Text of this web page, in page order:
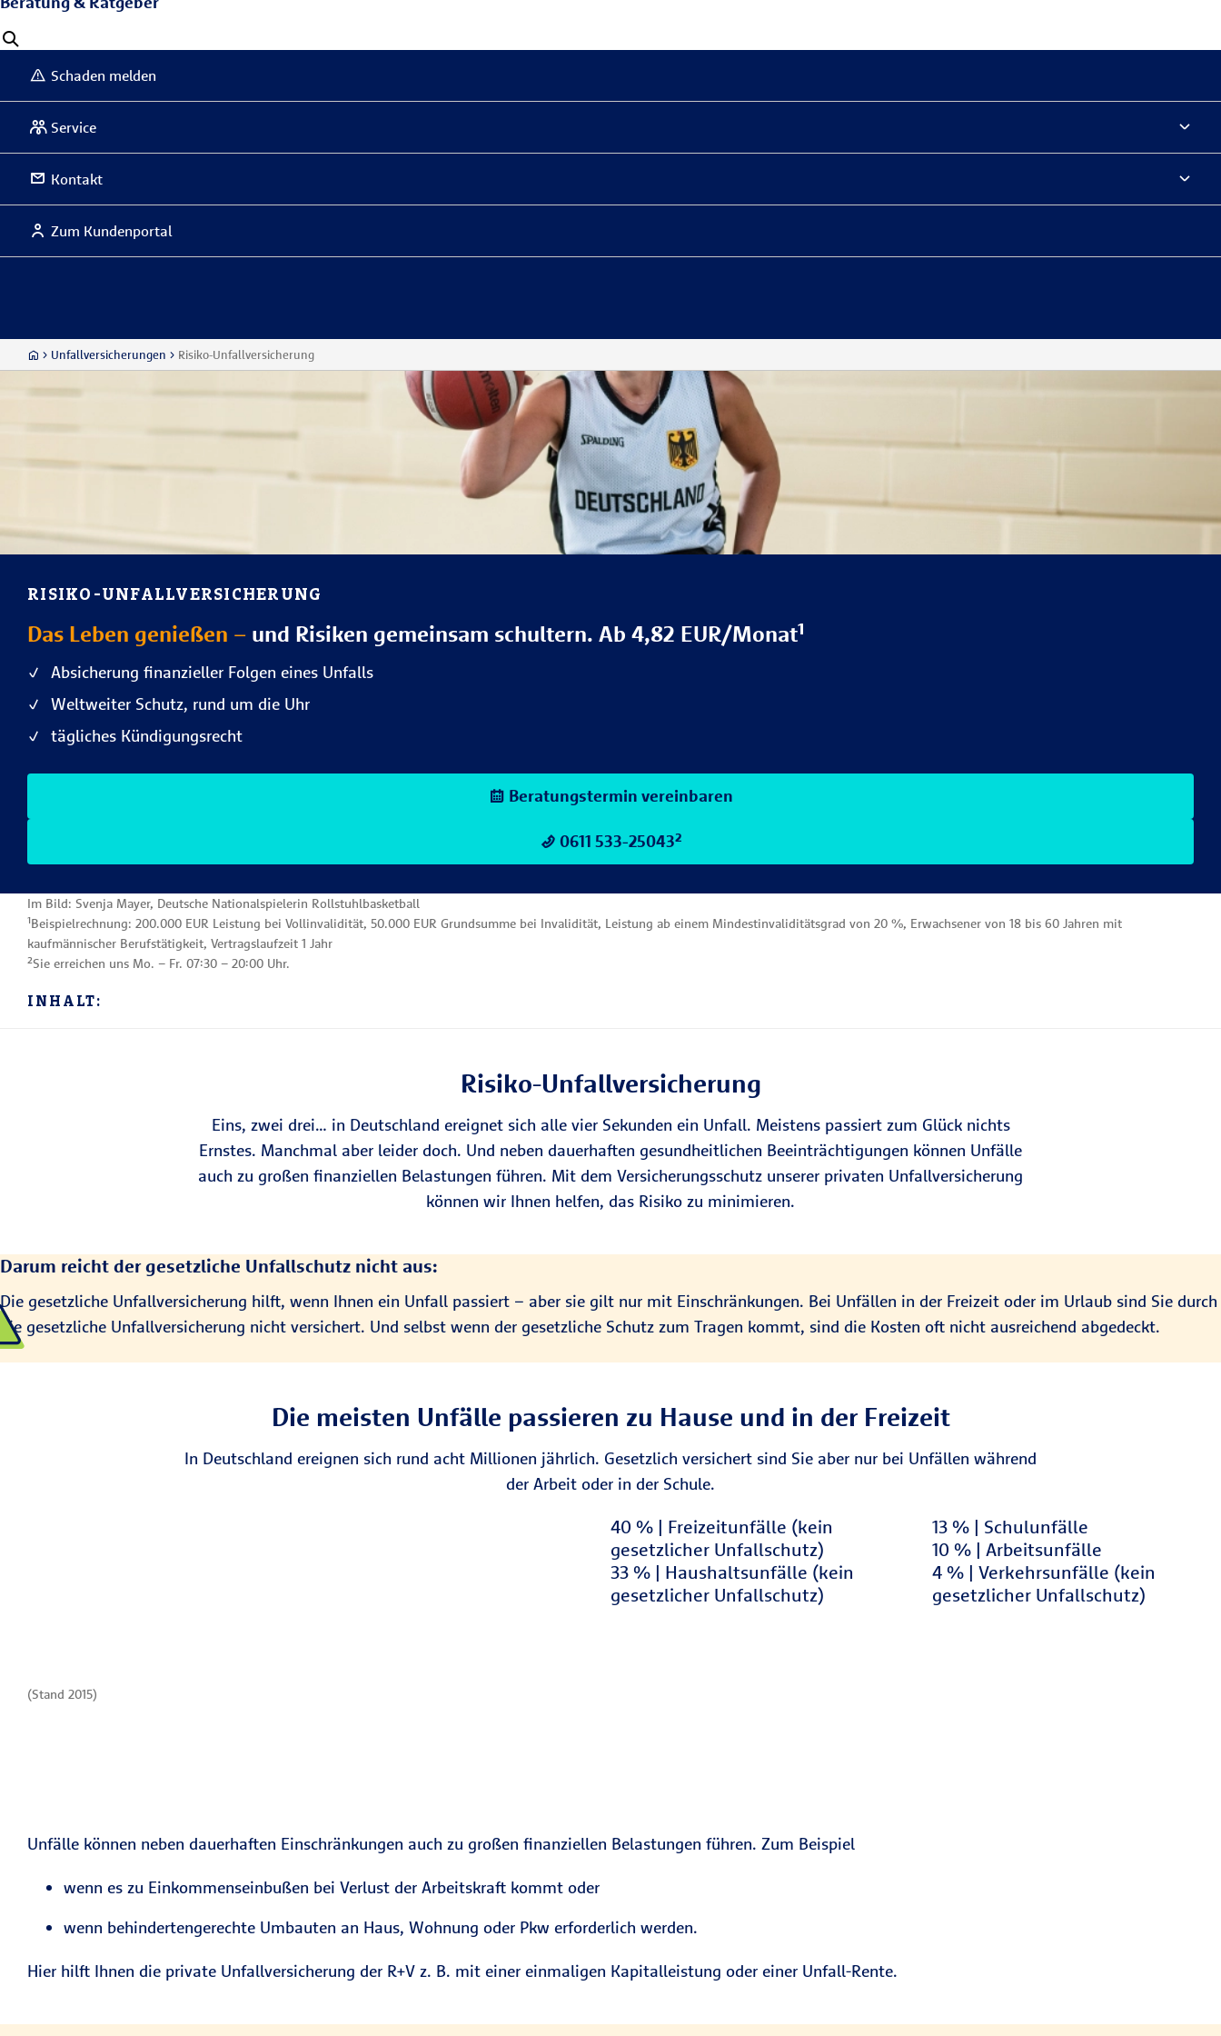
Schaden melden
Service
Kontakt
Zum Kundenportal
Unfallversicherungen Risiko-Unfallversicherung
RISIKO-UNFALLVERSICHERUNG
Das Leben genießen – und Risiken gemeinsam schultern. Ab 4,82 EUR/Monat¹
Absicherung finanzieller Folgen eines Unfalls
Weltweiter Schutz, rund um die Uhr
tägliches Kündigungsrecht
Beratungstermin vereinbaren
0611 533-25043²
Im Bild: Svenja Mayer, Deutsche Nationalspielerin Rollstuhlbasketball
¹Beispielrechnung: 200.000 EUR Leistung bei Vollinvalidität, 50.000 EUR Grundsumme bei Invalidität, Leistung ab einem Mindestinvaliditätsgrad von 20 %, Erwachsener von 18 bis 60 Jahren mit
kaufmännischer Berufstätigkeit, Vertragslaufzeit 1 Jahr
²Sie erreichen uns Mo. – Fr. 07:30 – 20:00 Uhr.
INHALT:
Risiko-Unfallversicherung
Eins, zwei drei… in Deutschland ereignet sich alle vier Sekunden ein Unfall. Meistens passiert zum Glück nichts
Ernstes. Manchmal aber leider doch. Und neben dauerhaften gesundheitlichen Beeinträchtigungen können Unfälle
auch zu großen finanziellen Belastungen führen. Mit dem Versicherungsschutz unserer privaten Unfallversicherung
können wir Ihnen helfen, das Risiko zu minimieren.
Darum reicht der gesetzliche Unfallschutz nicht aus:
Die gesetzliche Unfallversicherung hilft, wenn Ihnen ein Unfall passiert – aber sie gilt nur mit Einschränkungen. Bei Unfällen in der Freizeit oder im Urlaub sind Sie durch
die gesetzliche Unfallversicherung nicht versichert. Und selbst wenn der gesetzliche Schutz zum Tragen kommt, sind die Kosten oft nicht ausreichend abgedeckt.
Die meisten Unfälle passieren zu Hause und in der Freizeit
In Deutschland ereignen sich rund acht Millionen jährlich. Gesetzlich versichert sind Sie aber nur bei Unfällen während
der Arbeit oder in der Schule.
(Stand 2015)
40 % | Freizeitunfälle (kein
gesetzlicher Unfallschutz)
40 % Freizeitunfälle (kein gesetzlicher Unfallschutz)
33 % | Haushaltsunfälle (kein
gesetzlicher Unfallschutz)
33 % Haushaltsunfälle (kein gesetzlicher Unfallschutz)
13 % | Schulunfälle
13 % Schulunfälle
10 % | Arbeitsunfälle
10 % Arbeitsunfälle
4 % | Verkehrsunfälle (kein
gesetzlicher Unfallschutz)
4 % Verkehrsunfälle (kein
Unfälle können neben dauerhaften Einschränkungen auch zu großen finanziellen Belastungen führen. Zum Beispiel
wenn es zu Einkommenseinbußen bei Verlust der Arbeitskraft kommt oder
wenn behindertengerechte Umbauten an Haus, Wohnung oder Pkw erforderlich werden.
Hier hilft Ihnen die private Unfallversicherung der R+V z. B. mit einer einmaligen Kapitalleistung oder einer Unfall-Rente.